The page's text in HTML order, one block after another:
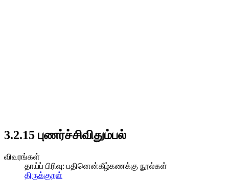
3.2.15 புணர்ச்சிவிதும்பல்
விவரங்கள்
தாய்ப் பிரிவு: பதினென்கீழ்கணக்கு நூல்கள்
திருக்குறள்